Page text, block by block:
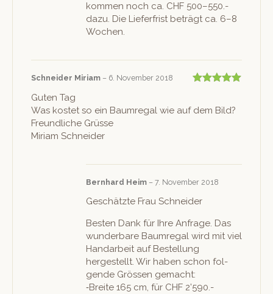
kom­men noch ca. CHF 500–550.-
dazu. Die Liefer­frist beträgt ca. 6–8
Wochen.
Schnei­der Miriam – 6. November 2018
Guten Tag
Was kostet so ein Baum­re­gal wie auf dem Bild?
Fre­undliche Grüsse
Miri­am Schneider
Bern­hard Heim – 7. November 2018
Geschätzte Frau Schneider
Besten Dank für Ihre Anfrage. Das
wun­der­bare Baum­re­gal wird mit viel
Han­dar­beit auf Bestel­lung
hergestellt. Wir haben schon fol­
gende Grössen gemacht:
‑Bre­ite 165 cm, für CHF 2’590.-